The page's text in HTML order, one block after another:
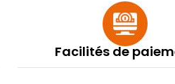
Facilités de